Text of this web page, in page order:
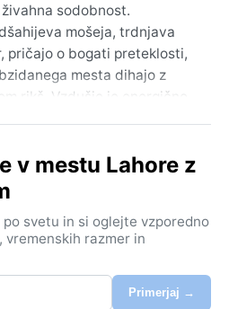
sodobnost.
mošeja, trdnjava
pričajo o bogati preteklosti,
mesta dihajo z
rikš. Vzdušje je energično,
Lahore vroče polsuho
izjemno vroča, s
48 °C, zlasti maja in junija,
Od julija do
nekaj dežja, kar dvigne
letno le okoli 500 mm. Zime
od 5 do 20 °C, noči
v mestu Lahore z
svetu in si oglejte vzporedno
razmer in
Primerjaj →